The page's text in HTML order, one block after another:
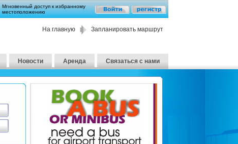
Мгновенный доступ к избранному
местоположению
На главную Запланировать маршрут
Новости Аренда Связаться с нами